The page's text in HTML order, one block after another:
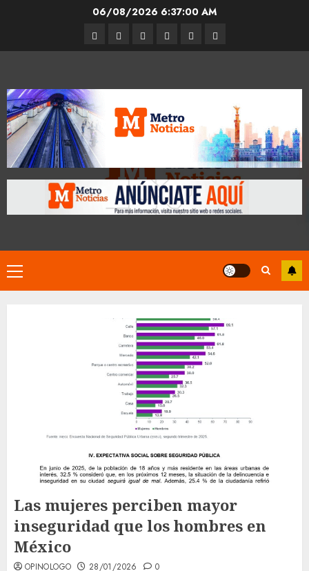
06/08/20266:37:01 AM
Entrevistas
Espectáculos
Movilidad
Metro
CDMX
CulturaOpinión
Primary
Menu
Las mujeres perciben mayor
inseguridad que los hombres en
México
OPINOLOGO 28/01/2026 0